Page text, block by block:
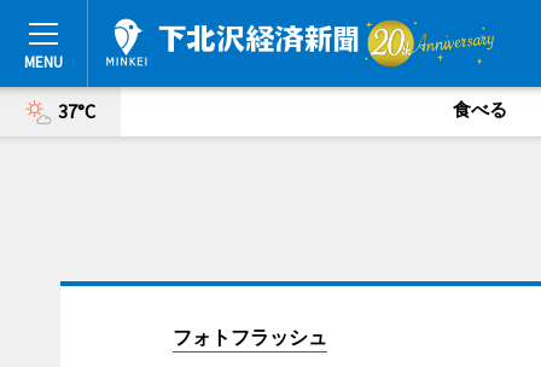
37°C 食べる
フォトフラッシュ